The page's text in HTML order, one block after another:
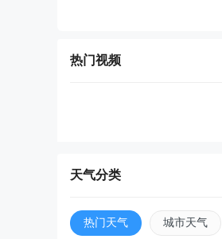
热门视频
天气分类
热门天气 城市天气